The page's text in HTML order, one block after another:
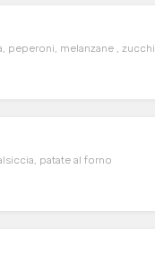
peperoni, melanzane ,
patate al forno